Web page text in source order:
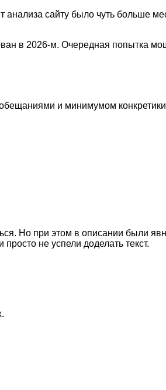
анализа сайту было чуть больше
в 2026-м. Очередная попытка
и минимумом
Но при этом в описании были
не успели доделать текст.